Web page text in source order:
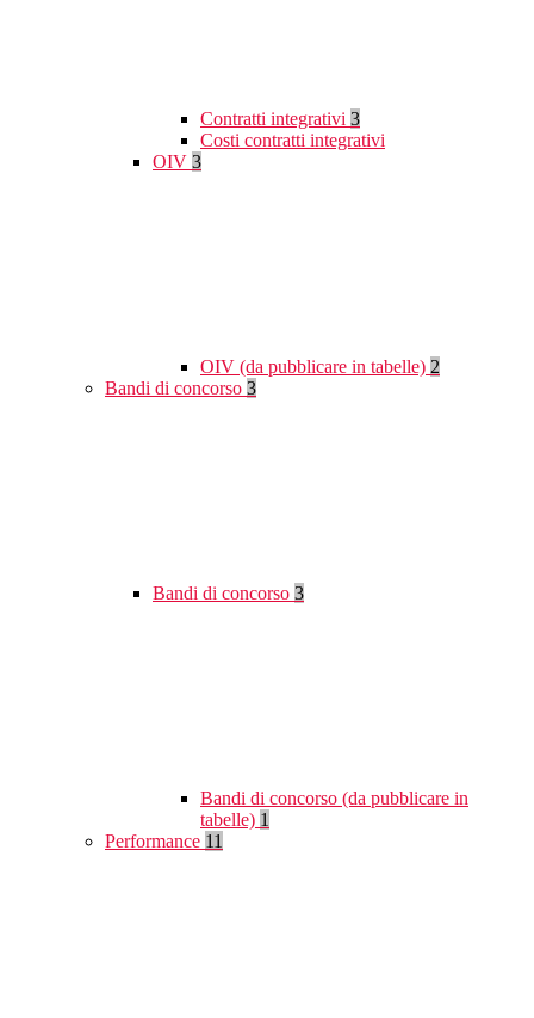
Contratti integrativi 3
Costi contratti integrativi
OIV 3
OIV (da pubblicare in tabelle) 2
Bandi di concorso 3
Bandi di concorso 3
Bandi di concorso (da pubblicare in
tabelle) 1
Performance 11